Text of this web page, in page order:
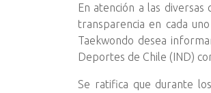
En atención a las
transparencia en cada
Taekwondo desea
Deportes de Chile (IND)
Se ratifica que durante